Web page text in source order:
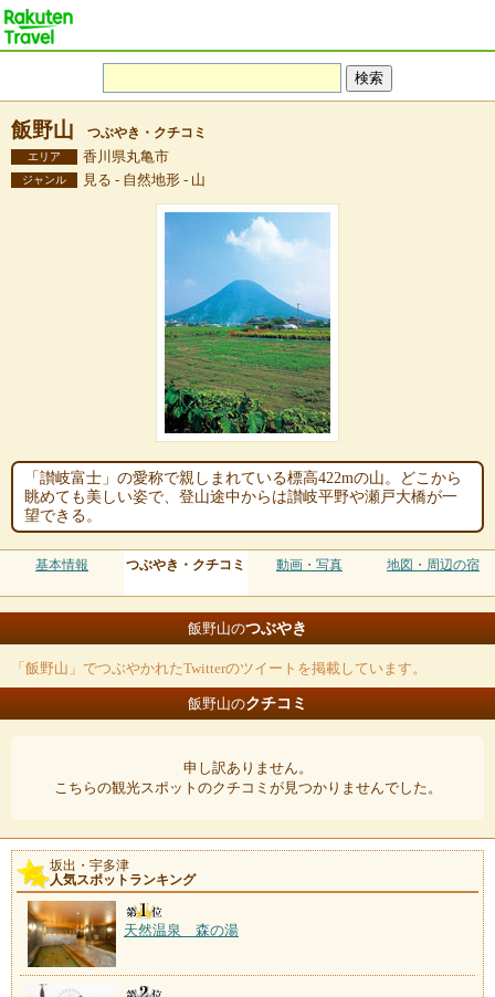
飯野山 つぶやき・クチコミ
エリア 香川県丸亀市
ジャンル 見る - 自然地形 - 山
「讃岐富士」の愛称で親しまれている標高422mの山。どこから
眺めても美しい姿で、登山途中からは讃岐平野や瀬戸大橋が一
望できる。
基本情報 つぶやき・クチコミ 動画・写真 地図・周辺の宿
飯野山のつぶやき
「飯野山」でつぶやかれたTwitterのツイートを掲載しています。
飯野山のクチコミ
申し訳ありません。
こちらの観光スポットのクチコミが見つかりませんでした。
坂出・宇多津
人気スポットランキング
天然温泉 森の湯